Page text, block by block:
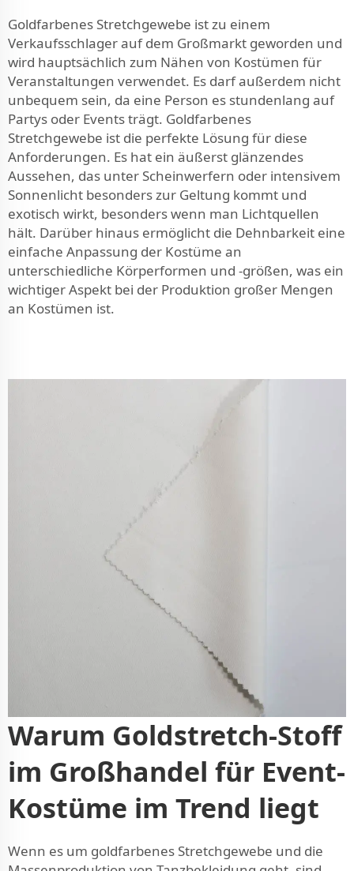
Goldfarbenes Stretchgewebe ist zu einem
Verkaufsschlager auf dem Großmarkt geworden und
wird hauptsächlich zum Nähen von Kostümen für
Veranstaltungen verwendet. Es darf außerdem nicht
unbequem sein, da eine Person es stundenlang auf
Partys oder Events trägt. Goldfarbenes
Stretchgewebe ist die perfekte Lösung für diese
Anforderungen. Es hat ein äußerst glänzendes
Aussehen, das unter Scheinwerfern oder intensivem
Sonnenlicht besonders zur Geltung kommt und
exotisch wirkt, besonders wenn man Lichtquellen
hält. Darüber hinaus ermöglicht die Dehnbarkeit eine
einfache Anpassung der Kostüme an
unterschiedliche Körperformen und -größen, was ein
wichtiger Aspekt bei der Produktion großer Mengen
an Kostümen ist.
Warum Goldstretch-Stoff
im Großhandel für Event-
Kostüme im Trend liegt
Wenn es um goldfarbenes Stretchgewebe und die